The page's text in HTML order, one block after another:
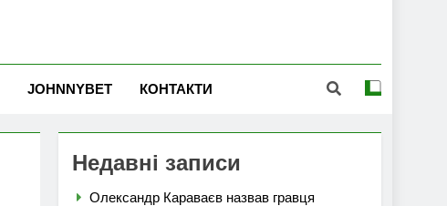
JOHNNYBET КОНТАКТИ
Недавні записи
Олександр Караваєв назвав гравця